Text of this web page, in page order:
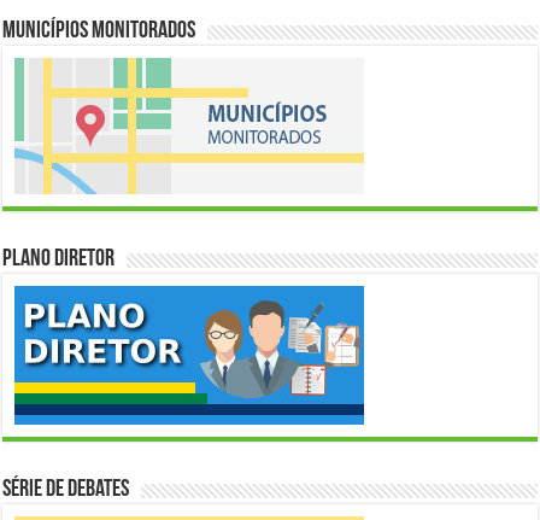
Municípios Monitorados
Plano Diretor
Série de Debates